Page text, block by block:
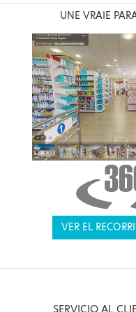
UNE VRAIE
VER EL
SERVICIO AL